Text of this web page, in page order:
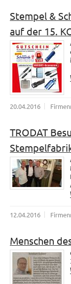
Stempel &
auf der 15.
20.04.2016
TRODAT
12.04.2016
Menschen